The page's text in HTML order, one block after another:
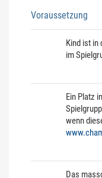
Voraussetzung
Kind ist in
im
Ein Platz
wenn
Das